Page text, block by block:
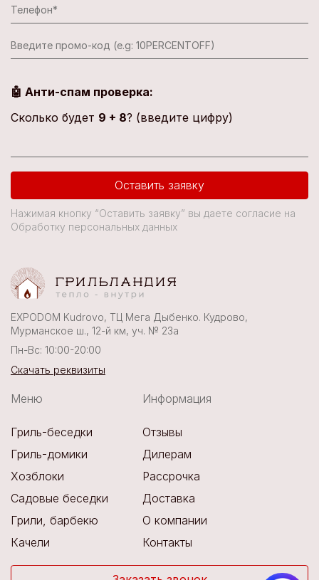
🤖 Анти-спам проверка:
Сколько будет 9 + 8? (введите цифру)
Оставить заявку
Нажимая кнопку “Оставить заявку” вы даете согласие на
Обработку персональных данных
EXPODOM Kudrovo, ТЦ Мега Дыбенко. Кудрово,
Мурманское ш., 12-й км, уч. № 23а
Пн-Вс: 10:00-20:00
Скачать реквизиты
Меню
Гриль-беседки
Гриль-домики
Хозблоки
Садовые беседки
Грили, барбекю
Качели
Информация
Отзывы
Дилерам
Рассрочка
Доставка
О компании
Контакты